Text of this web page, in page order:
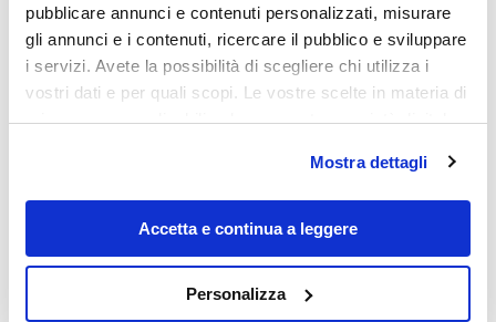
pubblicare annunci e contenuti personalizzati, misurare
gli annunci e i contenuti, ricercare il pubblico e sviluppare
i servizi. Avete la possibilità di scegliere chi utilizza i
vostri dati e per quali scopi. Le vostre scelte in materia di
privacy sono applicabili solo su questa proprietà digitale
modificare o revocare il proprio consenso in qualsiasi
momento dalla Dichiarazione sui cookie o facendo clic
sull'icona di attivazione della privacy.
raccogliere informazioni sulla tua posizione
Mostra dettagli
Accetta e continua a leggere
Personalizza
Destinazioni